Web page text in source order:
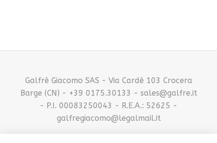
Galfrè Giacomo SAS - Via Cardè 103 Crocera
Barge (CN) - +39 0175.30133 - sales@galfre.it
- P.I. 00083250043 - R.E.A.: 52625 -
galfregiacomo@legalmail.it